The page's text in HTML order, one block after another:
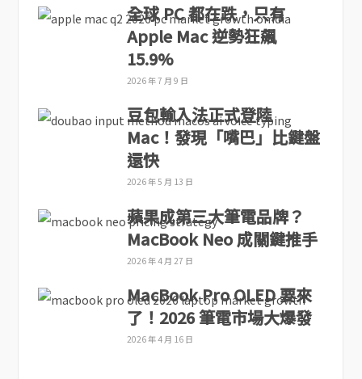
全球 PC 都在跌，只有
Apple Mac 逆勢狂飆
15.9%
2026 年 7 月 9 日
豆包輸入法正式登陸
Mac！發現「嘴巴」比鍵盤
還快
2026 年 5 月 13 日
蘋果成第三大筆電品牌？
MacBook Neo 成關鍵推手
2026 年 4 月 27 日
MacBook Pro OLED 要來
了！2026 筆電市場大爆發
2026 年 4 月 16 日